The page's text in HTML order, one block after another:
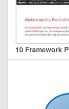
10 Framework